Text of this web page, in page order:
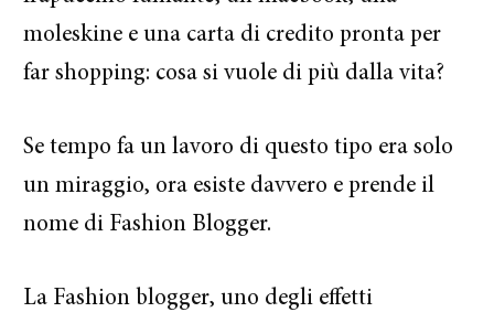
moleskine e una carta di credito pronta per
far shopping: cosa si vuole di più dalla vita?
Se tempo fa un lavoro di questo tipo era solo
un miraggio, ora esiste davvero e prende il
nome di Fashion Blogger.
La Fashion blogger, uno degli effetti